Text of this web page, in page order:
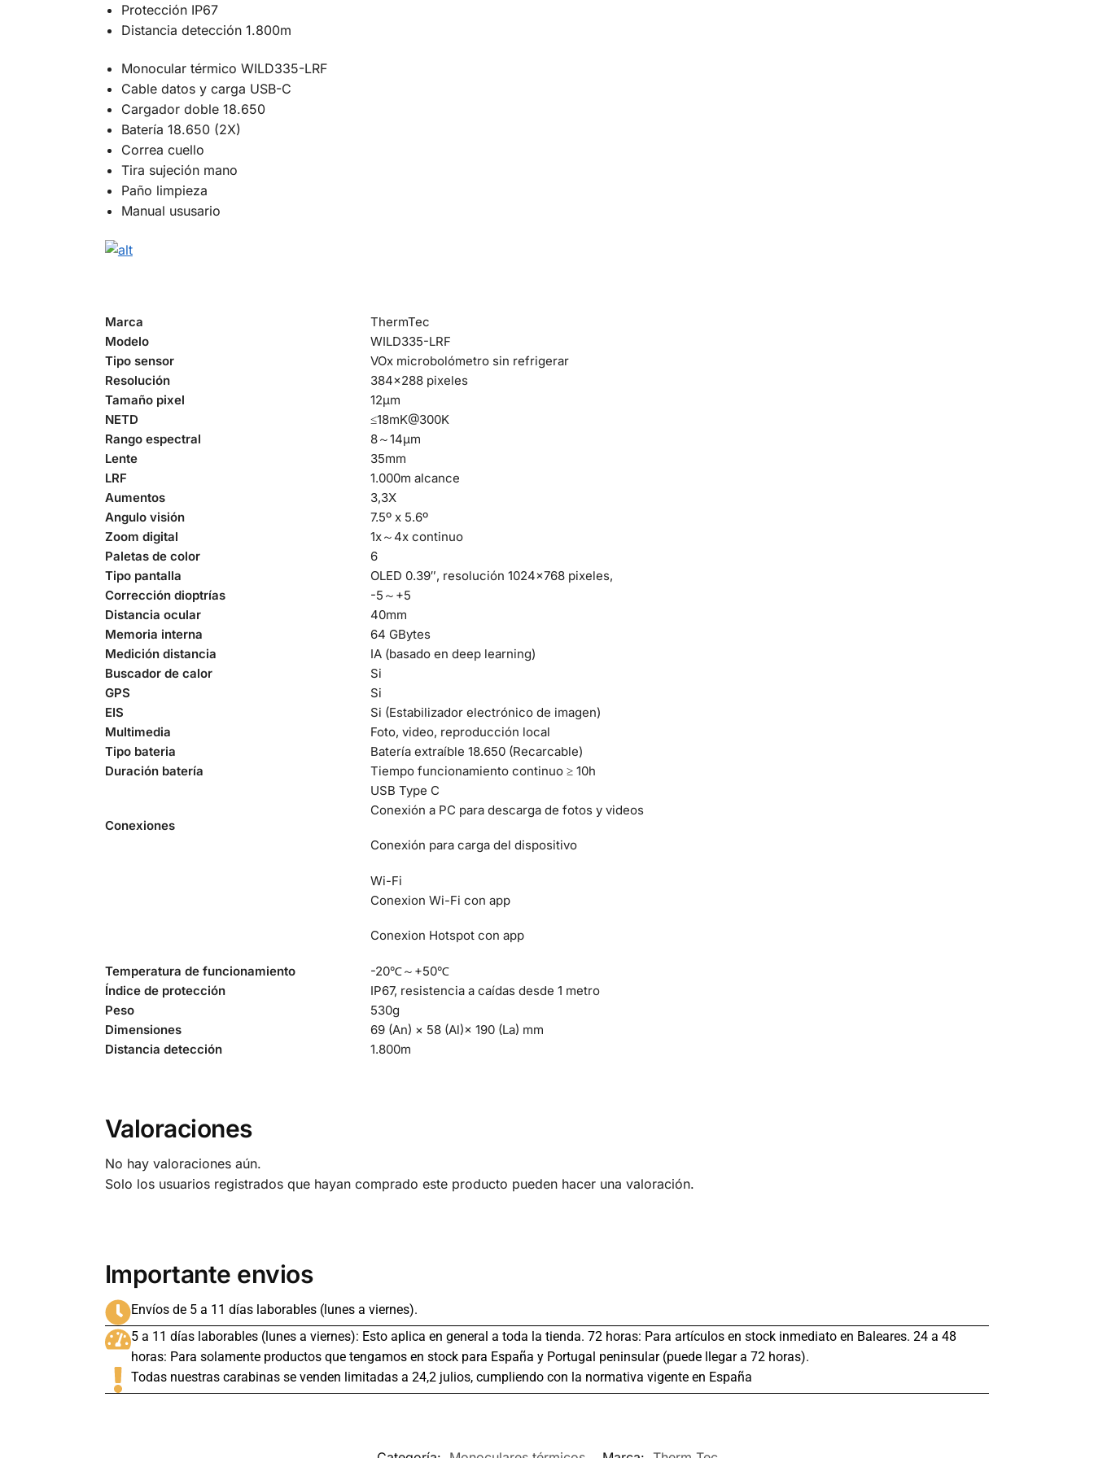
Protección IP67
Distancia detección 1.800m
Monocular térmico WILD335-LRF
Cable datos y carga USB-C
Cargador doble 18.650
Batería 18.650 (2X)
Correa cuello
Tira sujeción mano
Paño limpieza
Manual ususario
Marca
ThermTec
Modelo
WILD335-LRF
Tipo sensor
VOx microbolómetro sin refrigerar
Resolución
384×288 pixeles
Tamaño pixel
12µm
NETD
≤18mK@300K
Rango espectral
8～14μm
Lente
35mm
LRF
1.000m alcance
Aumentos
3,3X
Angulo visión
7.5º x 5.6º
Zoom digital
1x～4x continuo
Paletas de color
6
Tipo pantalla
OLED 0.39″, resolución 1024×768 pixeles,
Corrección dioptrías
-5～+5
Distancia ocular
40mm
Memoria interna
64 GBytes
Medición distancia
IA (basado en deep learning)
Buscador de calor
Si
GPS
Si
EIS
Si (Estabilizador electrónico de imagen)
Multimedia
Foto, video, reproducción local
Tipo bateria
Batería extraíble 18.650 (Recarcable)
Duración batería
Tiempo funcionamiento continuo ≥ 10h
Conexiones
USB Type C
Conexión a PC para descarga de fotos y videos
Conexión para carga del dispositivo
Wi-Fi
Conexion Wi-Fi con app
Conexion Hotspot con app
Temperatura de funcionamiento
-20℃～+50℃
Índice de protección
IP67, resistencia a caídas desde 1 metro
Peso
530g
Dimensiones
69 (An) × 58 (Al)× 190 (La) mm
Distancia detección
1.800m
Valoraciones
No hay valoraciones aún.
Solo los usuarios registrados que hayan comprado este producto pueden hacer una valoración.
Importante envios
Envíos de 5 a 11 días laborables (lunes a viernes).
5 a 11 días laborables (lunes a viernes): Esto aplica en general a toda la tienda. 72 horas: Para artículos en stock inmediato en Baleares. 24 a 48
horas: Para solamente productos que tengamos en stock para España y Portugal peninsular (puede llegar a 72 horas).
Todas nuestras carabinas se venden limitadas a 24,2 julios, cumpliendo con la normativa vigente en España